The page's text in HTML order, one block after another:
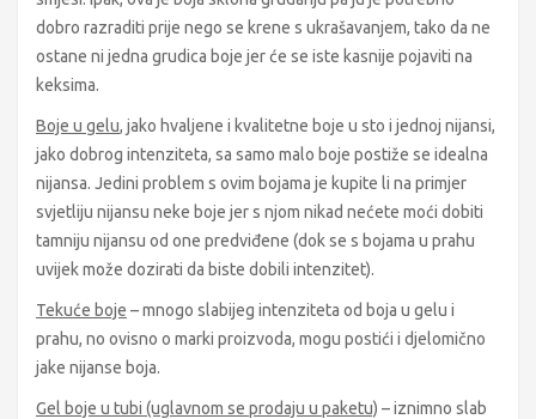
dobro razraditi prije nego se krene s ukrašavanjem, tako da ne
ostane ni jedna grudica boje jer će se iste kasnije pojaviti na
keksima.
Boje u gelu, jako hvaljene i kvalitetne boje u sto i jednoj nijansi,
jako dobrog intenziteta, sa samo malo boje postiže se idealna
nijansa. Jedini problem s ovim bojama je kupite li na primjer
svjetliju nijansu neke boje jer s njom nikad nećete moći dobiti
tamniju nijansu od one predviđene (dok se s bojama u prahu
uvijek može dozirati da biste dobili intenzitet).
Tekuće boje – mnogo slabijeg intenziteta od boja u gelu i
prahu, no ovisno o marki proizvoda, mogu postići i djelomično
jake nijanse boja.
Gel boje u tubi (uglavnom se prodaju u paketu) – iznimno slab